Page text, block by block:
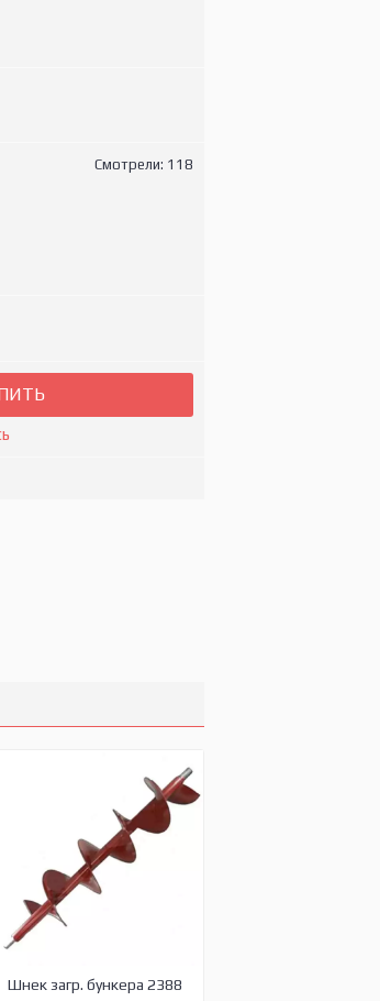
Смотрели: 118
Шнек загр. бункера 2388